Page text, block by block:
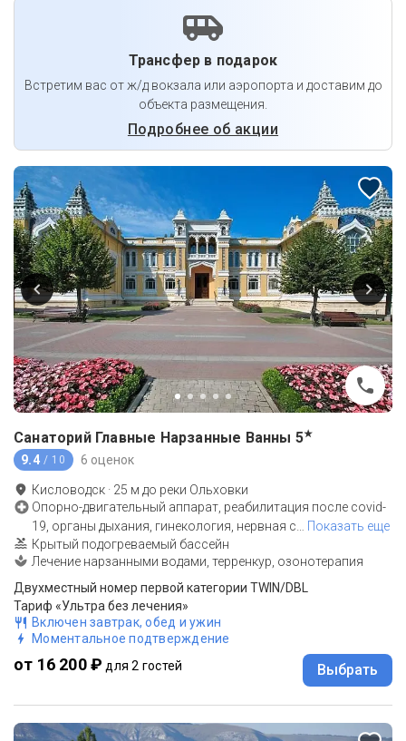
Трансфер в подарок
Встретим вас от ж/д вокзала или аэропорта и доставим до
объекта размещения.
Подробнее об акции
Санаторий Главные Нарзанные Ванны 5★
9.4 / 10 6 оценок
Кисловодск · 25 м до реки Ольховки
Опорно-двигательный аппарат, реабилитация после covid-
19, органы дыхания, гинекология, нервная с
Показать еще
Крытый подогреваемый бассейн
Лечение нарзанными водами, терренкур, озонотерапия
Двухместный номер первой категории TWIN/DBL
Тариф «Ультра без лечения»
Включен завтрак, обед и ужин
Моментальное подтверждение
от 16 200 ₽ для 2 гостей Выбрать